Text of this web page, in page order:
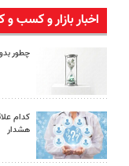
اخبار بازار و کسب و
چطور
کدام
هشدار